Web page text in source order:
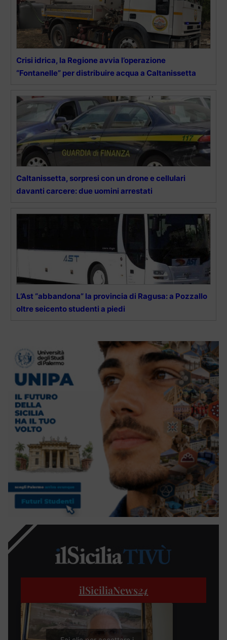
Crisi idrica, la Regione avvia l’operazione
“Fontanelle” per distribuire acqua a Caltanissetta
Caltanissetta, sorpresi con un drone e cellulari
davanti carcere: due uomini arrestati
L’Ast “abbandona” la provincia di Ragusa: a Pozzallo
oltre seicento studenti a piedi
ilSiciliaNews24